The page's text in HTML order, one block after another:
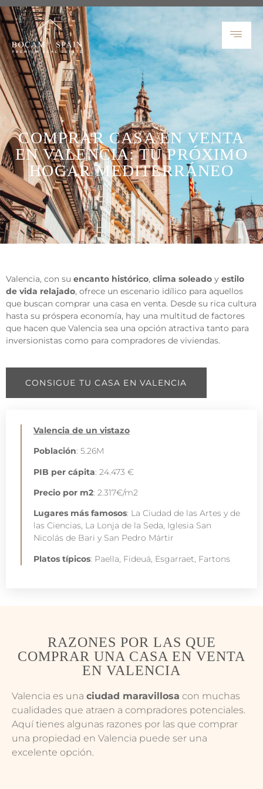
COMPRAR CASA EN VENTA
EN VALENCIA: TU PRÓXIMO
HOGAR MEDITERRÁNEO
Valencia, con su encanto histórico, clima soleado y estilo
de vida relajado, ofrece un escenario idílico para aquellos
que buscan comprar una casa en venta. Desde su rica cultura
hasta su próspera economía, hay una multitud de factores
que hacen que Valencia sea una opción atractiva tanto para
inversionistas como para compradores de viviendas.
CONSIGUE TU CASA EN VALENCIA
Valencia de un vistazo
Población: 5.26M
PIB per cápita: 24.473 €
Precio por m2: 2.317€/m2
Lugares más famosos: La Ciudad de las Artes y de
las Ciencias, La Lonja de la Seda, Iglesia San
Nicolás de Bari y San Pedro Mártir
Platos típicos: Paella, Fideuá, Esgarraet, Fartons
RAZONES POR LAS QUE
COMPRAR UNA CASA EN VENTA
EN VALENCIA
Valencia es una ciudad maravillosa con muchas
cualidades que atraen a compradores potenciales.
Aquí tienes algunas razones por las que comprar
una propiedad en Valencia puede ser una
excelente opción.